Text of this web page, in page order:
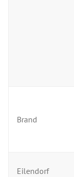
Brand
Eilendorf